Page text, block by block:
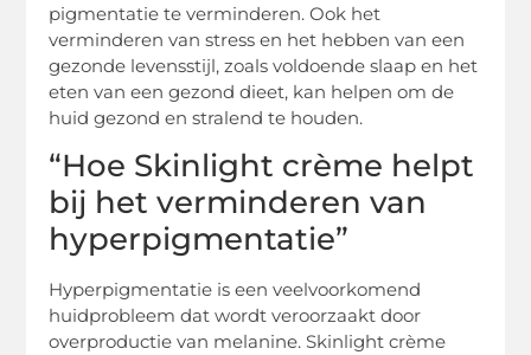
pigmentatie te verminderen. Ook het
verminderen van stress en het hebben van een
gezonde levensstijl, zoals voldoende slaap en het
eten van een gezond dieet, kan helpen om de
huid gezond en stralend te houden.
“Hoe Skinlight crème helpt
bij het verminderen van
hyperpigmentatie”
Hyperpigmentatie is een veelvoorkomend
huidprobleem dat wordt veroorzaakt door
overproductie van melanine. Skinlight crème